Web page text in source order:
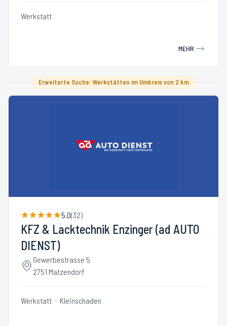
Werkstatt
MEHR
Erweiterte Suche: Werkstätten im Umkreis von 2 km
5.0(32)
KFZ & Lacktechnik Enzinger (ad AUTO
DIENST)
Gewerbestrasse 5
2751 Matzendorf
Werkstatt Kleinschaden